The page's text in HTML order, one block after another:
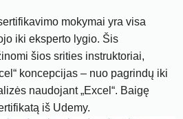
mokymai yra visa
iki eksperto lygio. Šis
šios srities instruktoriai,
koncepcijas – nuo ​​pagrindų iki
naudojant „Excel“. Baigę
iš Udemy.